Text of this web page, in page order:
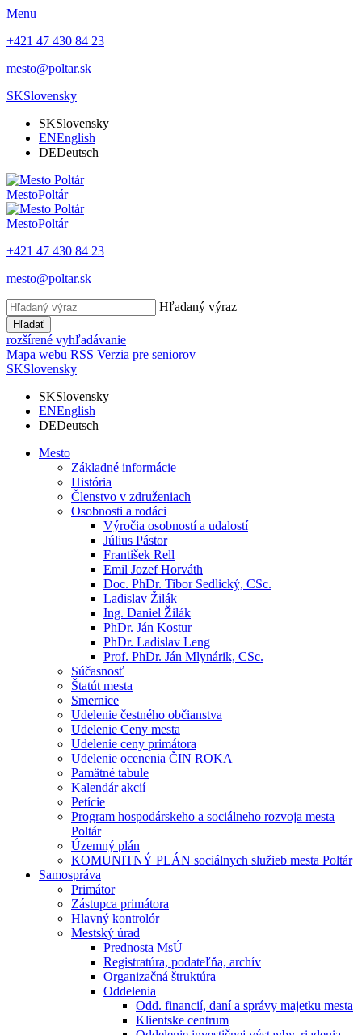
Menu
+421 47 430 84 23
mesto@poltar.sk
SKSlovensky
SKSlovensky
ENEnglish
DEDeutsch
MestoPoltár
MestoPoltár
+421 47 430 84 23
mesto@poltar.sk
Hľadaný výraz
Hľadať
rozšírené vyhľadávanie
Mapa webu RSS Verzia pre seniorov
SKSlovensky
SKSlovensky
ENEnglish
DEDeutsch
Mesto
Základné informácie
História
Členstvo v združeniach
Osobnosti a rodáci
Výročia osobností a udalostí
Július Pástor
František Rell
Emil Jozef Horváth
Doc. PhDr. Tibor Sedlický, CSc.
Ladislav Žilák
Ing. Daniel Žilák
PhDr. Ján Kostur
PhDr. Ladislav Leng
Prof. PhDr. Ján Mlynárik, CSc.
Súčasnosť
Štatút mesta
Smernice
Udelenie čestného občianstva
Udelenie Ceny mesta
Udelenie ceny primátora
Udelenie ocenenia ČIN ROKA
Pamätné tabule
Kalendár akcií
Petície
Program hospodárskeho a sociálneho rozvoja mesta
Poltár
Územný plán
KOMUNITNÝ PLÁN sociálnych služieb mesta Poltár
Samospráva
Primátor
Zástupca primátora
Hlavný kontrolór
Mestský úrad
Prednosta MsÚ
Registratúra, podateľňa, archív
Organizačná štruktúra
Oddelenia
Odd. financií, daní a správy majetku mesta
Klientske centrum